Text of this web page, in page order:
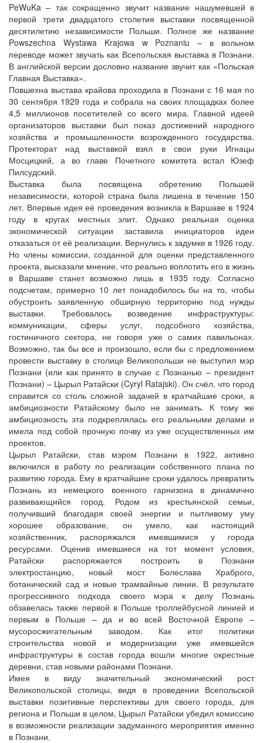
PeWuKa – так сокращенно звучит название нашумевшей в
первой трети двадцатого столетия выставки посвященной
десятилетию независимости Польши. Полное же название
Powszechna Wystawa Krajowa w Poznaniu – в вольном
переводе может звучать как Всепольская выставка в Познани.
В английской версии дословно название звучит как «Польская
Главная Выставка».
Повшехна выстава крайова проходила в Познани с 16 мая по
30 сентября 1929 года и собрала на своих площадках более
4,5 миллионов посетителей со всего мира. Главной идеей
организаторов выставки был показ достижений народного
хозяйства и промышленности возрожденного государства.
Протекторат над выставкой взял в свои руки Игнацы
Мосцицкий, а во главе Почетного комитета встал Юзеф
Пилсудский.
Выставка была посвящена обретению Польшей
независимости, которой страна была лишена в течение 150
лет. Впервые идея её проведения возникла в Варшаве в 1924
году в кругах местных элит. Однако реальная оценка
экономической ситуации заставила инициаторов идеи
отказаться от её реализации. Вернулись к задумке в 1926 году.
Но члены комиссии, созданной для оценки представленного
проекта, высказали мнение, что реально воплотить его в жизнь
в Варшаве станет возможно лишь в 1935 году. Согласно
подсчетам, примерно 10 лет понадобилось бы на то, чтобы
обустроить заявленную обширную территорию под нужды
выставки. Требовалось возведение инфраструктуры:
коммуникации, сферы услуг, подсобного хозяйства,
гостиничного сектора, не говоря уже о самих павильонах.
Возможно, так бы все и произошло, если бы с предложением
провести выставку в столице Великопольши не выступил мэр
Познани (или как принято в случае с Познанью – президент
Познани) – Цырыл Ратайски (Cyryl Ratajski). Он счёл, что город
справится со столь сложной задачей в кратчайшие сроки, а
амбициозности Ратайскому было не занимать. К тому же
амбициозность эта подкреплялась его реальными делами и
имела под собой прочную почву из уже осуществленных им
проектов.
Цырыл Ратайски, став мэром Познани в 1922, активно
включился в работу по реализации собственного плана по
развитию города. Ему в кратчайшие сроки удалось превратить
Познань из немецкого военного гарнизона в динамично
развивающийся город. Родом из крестьянской семьи,
получивший благодаря своей энергии и пытливому уму
хорошее образование, он умело, как настоящий
хозяйственник, распоряжался имевшимися у города
ресурсами. Оценив имевшиеся на тот момент условия,
Ратайски распоряжается построить в Познани
электростанцию, новый мост Болеслава Храброго,
ботанический сад и новые трамвайные линии. В результате
прогрессивного подхода своего мэра к делу Познань
обзавелась также первой в Польше троллейбусной линией и
первым в Польше – да и во всей Восточной Европе –
мусоросжигательным заводом. Как итог политики
строительства новой и модернизации уже имевшейся
инфраструктуры в состав города вошли многие окрестные
деревни, став новыми районами Познани.
Имея в виду значительный экономический рост
Великопольской столицы, видя в проведении Всепольской
выставки позитивные перспективы для своего города, для
региона и Польши в целом, Цырыл Ратайски убедил комиссию
в возможности реализации задуманного мероприятия именно
в Познани.